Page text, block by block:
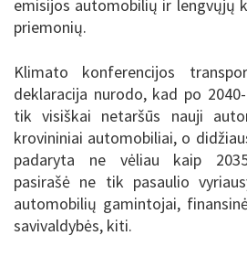
emisijos automobilių ir lengvųjų
priemonių.
Klimato konferencijos
deklaracija nurodo, kad po
tik visiškai netaršūs nauji
krovininiai automobiliai, o
padaryta ne vėliau kaip
pasirašė ne tik pasaulio
automobilių gamintojai,
savivaldybės, kiti.